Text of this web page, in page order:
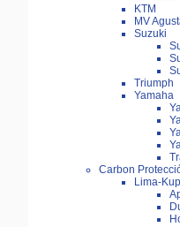
KTM
MV
Suzuki
Triumph
Yamaha
Carbon
Lima-